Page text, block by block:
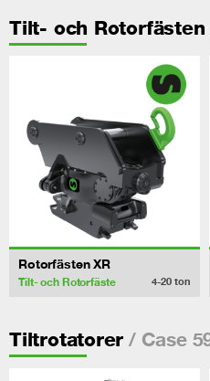
Tilt- och Rotorfästen
Rotorfästen XR
Tilt- och Rotorfäste 4-20 ton
Tiltrotatorer / Case